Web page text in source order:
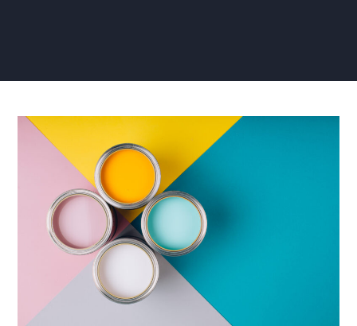
Renovlies
Behang
Schilderklaar:
Perfect
Canvas